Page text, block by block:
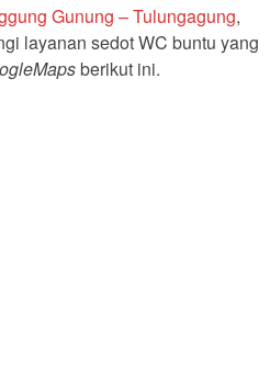
Gunung – Tulungagung,
layanan sedot WC buntu yang
berikut ini.